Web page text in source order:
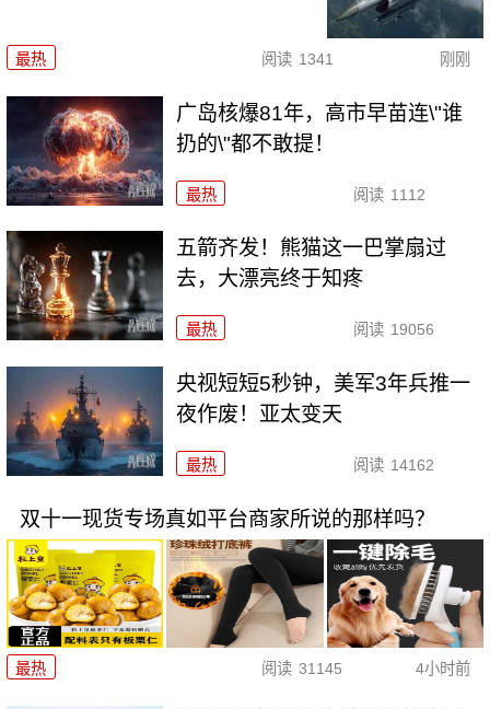
最热 阅读 1341 刚刚
广岛核爆81年，高市早苗连\"谁
扔的\"都不敢提！
最热 阅读 1112
五箭齐发！熊猫这一巴掌扇过
去，大漂亮终于知疼
最热 阅读 19056
央视短短5秒钟，美军3年兵推一
夜作废！亚太变天
最热 阅读 14162
双十一现货专场真如平台商家所说的那样吗？
最热 阅读 31145 4小时前